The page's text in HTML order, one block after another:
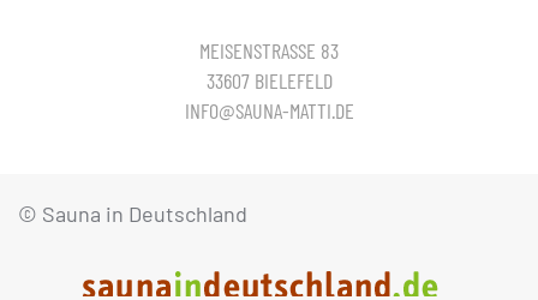
MEISENSTRASSE 83
33607 BIELEFELD
INFO@SAUNA-MATTI.DE
© Sauna in Deutschland